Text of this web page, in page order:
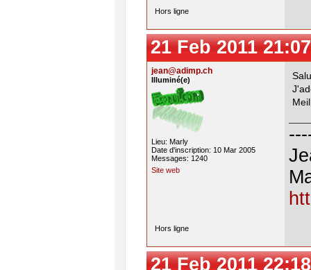
Hors ligne
21 Feb 2011
jean@adimp.ch
Illuminé(e)
Lieu: Marly
Date d'inscription: 10 Mar 2005
Messages: 1240
Site web
Hors ligne
21 Feb 2011